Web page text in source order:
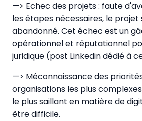
—> Echec des projets : faute
les étapes nécessaires, le projet
abandonné. Cet échec est un
opérationnel et réputationnel
juridique (post Linkedin dédié à
—> Méconnaissance des
organisations les plus
le plus saillant en matière de
être difficile.